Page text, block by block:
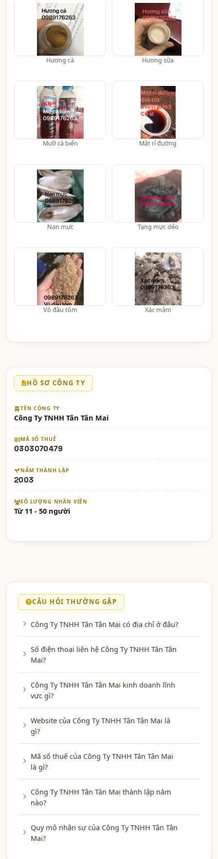
Hương cá Hương sữa
Mưỡ cá biển Mật rỉ đường
Nan mực Tạng mực dẻo
Vỏ đầu tôm Xác mắm
HỒ SƠ CÔNG TY
TÊN CÔNG TY
Công Ty TNHH Tân Tân Mai
MÃ SỐ THUẾ
0303070479
NĂM THÀNH LẬP
2003
SỐ LƯỢNG NHÂN VIÊN
Từ 11 - 50 người
CÂU HỎI THƯỜNG GẶP
Công Ty TNHH Tân Tân Mai có địa chỉ ở đâu?
Số điện thoại liên hệ Công Ty TNHH Tân Tân
Mai?
Công Ty TNHH Tân Tân Mai kinh doanh lĩnh
vực gì?
Website của Công Ty TNHH Tân Tân Mai là
gì?
Mã số thuế của Công Ty TNHH Tân Tân Mai
là gì?
Công Ty TNHH Tân Tân Mai thành lập năm
nào?
Quy mô nhân sự của Công Ty TNHH Tân Tân
Mai?